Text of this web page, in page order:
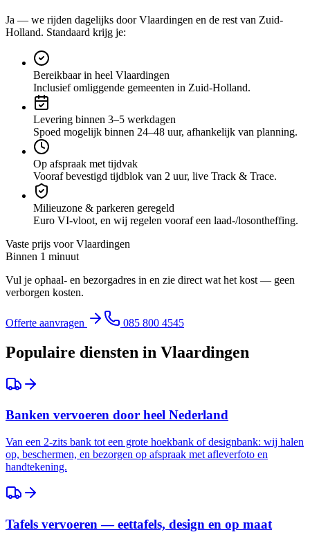
Ja — we rijden dagelijks doorVlaardingen en de rest van Zuid-
Holland. Standaard krijg je:
Bereikbaar in heel Vlaardingen
Inclusief omliggende gemeenten in Zuid-Holland.
Levering binnen 3–5 werkdagen
Spoed mogelijk binnen 24–48 uur, afhankelijk van planning.
Op afspraak met tijdvak
Vooraf bevestigd tijdblok van 2 uur, live Track & Trace.
Milieuzone & parkeren geregeld
Euro VI-vloot, en wij regelen vooraf een laad-/losontheffing.
Vaste prijs voorVlaardingen
Binnen 1 minuut
Vul je ophaal- en bezorgadres in en zie direct wat het kost — geen
verborgen kosten.
Offerte aanvragen 085 800 4545
Populaire diensten in Vlaardingen
Banken vervoeren door heel Nederland
Van een 2-zits bank tot een grote hoekbank of designbank: wij halen
op, beschermen, en bezorgen op afspraak met afleverfoto en
handtekening.
Tafels vervoeren — eettafels, design en op maat